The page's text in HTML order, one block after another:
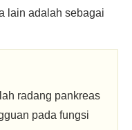
lain adalah sebagai
radang pankreas
pada fungsi